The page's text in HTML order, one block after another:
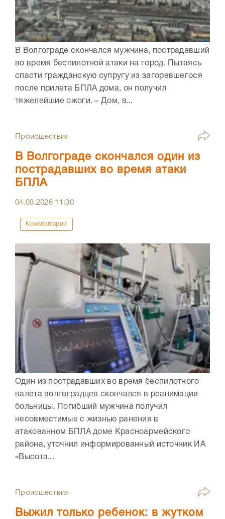
В Волгограде скончался мужчина, пострадавший
во время беспилотной атаки на город. Пытаясь
спасти гражданскую супругу из загоревшегося
после прилета БПЛА дома, он получил
тяжелейшие ожоги. – Дом, в...
Происшествия
В Волгограде скончался один из
пострадавших во время атаки
БПЛА
04.08.2026 11:30
Комментарии
Один из пострадавших во время беспилотного
налета волгоградцев скончался в реанимации
больницы. Погибший мужчина получил
несовместимые с жизнью ранения в
атакованном БПЛА доме Красноармейского
района, уточнил информированный источник ИА
«Высота...
Происшествия
Выжил только ребенок: в жутком